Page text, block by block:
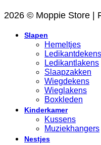
2026 © Moppie Store |
Slapen
Hemeltjes
Ledikantdekens
Ledikantlakens
Slaapzakken
Wiegdekens
Wieglakens
Boxkleden
Kinderkamer
Kussens
Muziekhangers
Nestjes